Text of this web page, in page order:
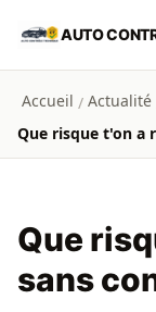
Aller au
AUTO
Accueil / Actualité
Que
sans